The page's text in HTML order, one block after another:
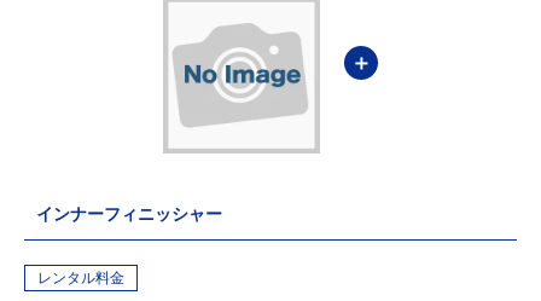
＋
インナーフィニッシャー
レンタル料金